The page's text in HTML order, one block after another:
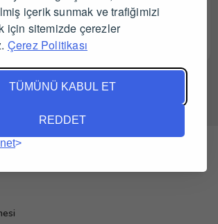
içerik sunmak ve trafiğimizi
için sitemizde çerezler
Çerez Politikası
TÜMÜNÜ KABUL ET
REDDET
Duşu 500
Gör
Gizmo Anatolia Islak Mendil
100 Adet